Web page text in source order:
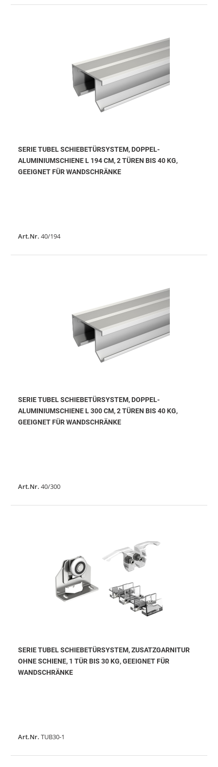
SERIE TUBEL SCHIEBETÜRSYSTEM, DOPPEL-
ALUMINIUMSCHIENE L 194 CM, 2 TÜREN BIS 40 KG,
GEEIGNET FÜR WANDSCHRÄNKE
Art.Nr. 40/194
SERIE TUBEL SCHIEBETÜRSYSTEM, DOPPEL-
ALUMINIUMSCHIENE L 300 CM, 2 TÜREN BIS 40 KG,
GEEIGNET FÜR WANDSCHRÄNKE
Art.Nr. 40/300
SERIE TUBEL SCHIEBETÜRSYSTEM, ZUSATZGARNITUR
OHNE SCHIENE, 1 TÜR BIS 30 KG, GEEIGNET FÜR
WANDSCHRÄNKE
Art.Nr. TUB30-1